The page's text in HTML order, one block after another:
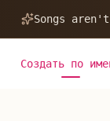
Songs
Создать по